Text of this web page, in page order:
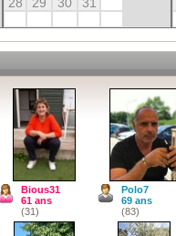
28
29 30 31
Bious31
61 ans
(31)
Polo7
69 ans
(83)